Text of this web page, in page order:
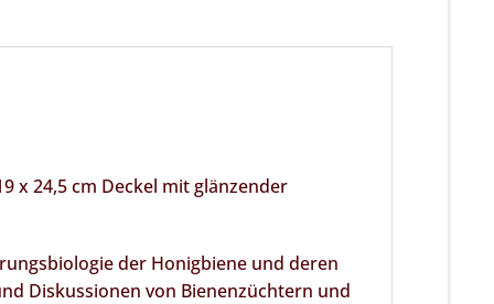
x 24,5 cm Deckel mit glänzender
der Honigbiene und deren
Diskussionen von Bienenzüchtern und